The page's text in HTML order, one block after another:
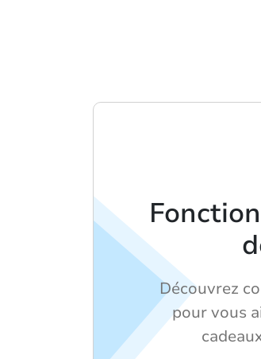
Découvrez
pour vous